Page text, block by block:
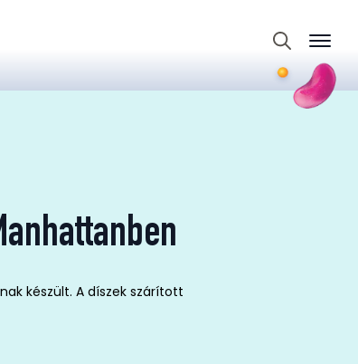
for:
készült. A díszek szárított